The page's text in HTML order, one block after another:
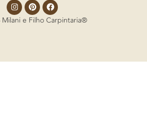
Milani e Filho Carpintaria®